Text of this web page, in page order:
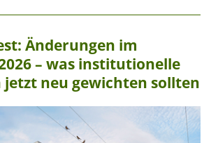
Änderungen im
– was institutionelle
neu gewichten sollten